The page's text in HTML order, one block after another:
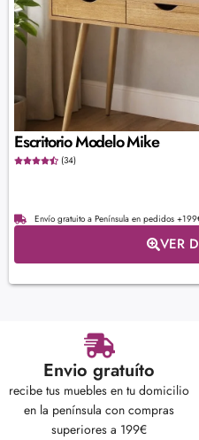
Escritorio Modelo Mike
(34)
Envío gratuito a Península en pedidos
VER
Envio gratuíto
recibe tus muebles en tu domicilio
en la península con compras
superiores a 199€